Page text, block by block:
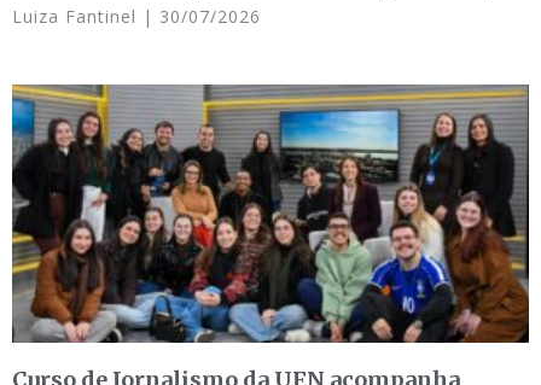
Luiza Fantinel 30/07/2026
Curso de Jornalismo da UFN acompanha